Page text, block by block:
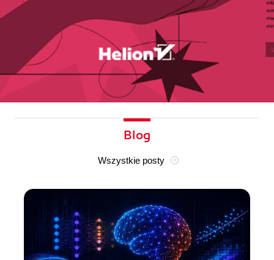
Blog
Wszystkie posty